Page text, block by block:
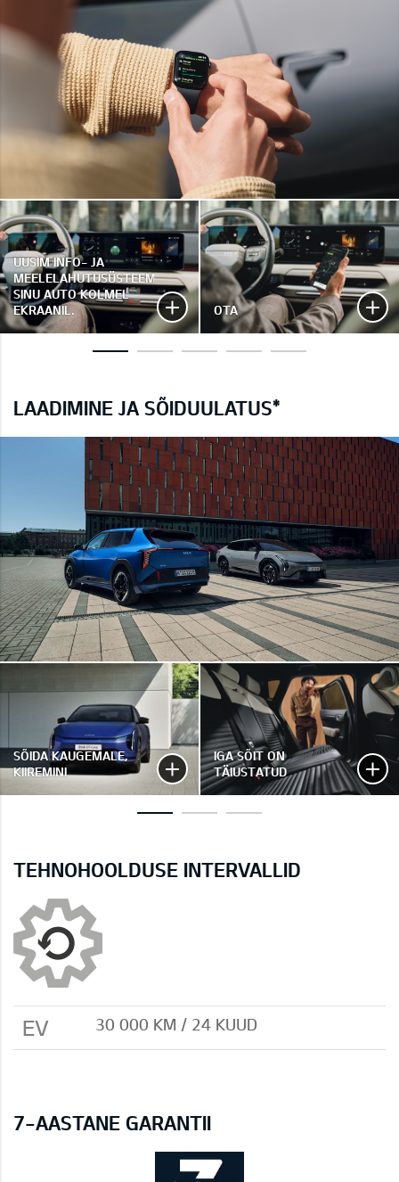
UUSIM INFO- JA
MEELELAHUTUSÜSTEEM
SINU AUTO KOLMEL
EKRAANIL.
OTA
LAADIMINE JA SÕIDUULATUS*
SÕIDA KAUGEMALE,
KIIREMINI
IGA SÕIT ON
TÄIUSTATUD
TEHNOHOOLDUSE INTERVALLID
EV 30 000 KM / 24 KUUD
7-AASTANE GARANTII